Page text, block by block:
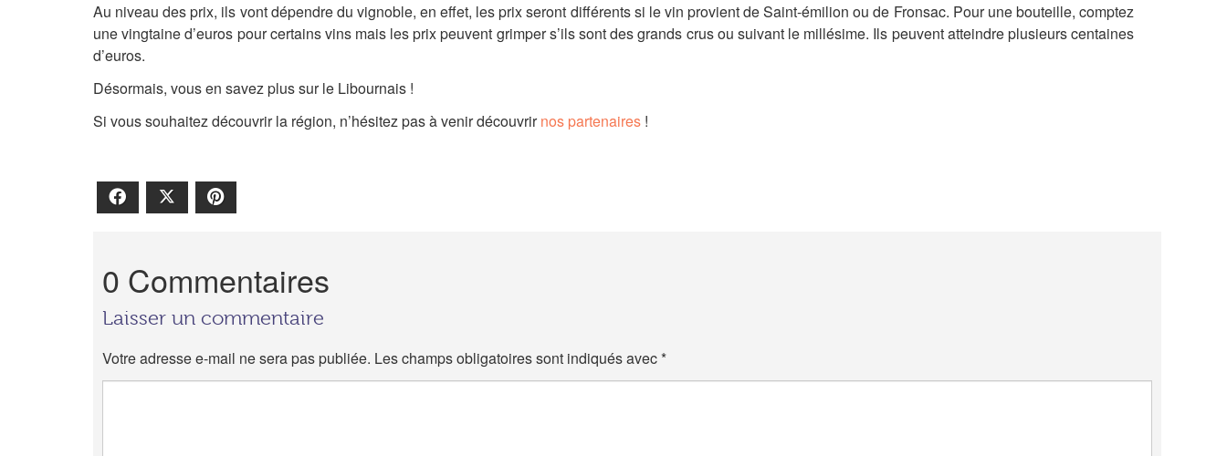
Au niveau des prix, ils vont dépendre du vignoble, en effet, les prix seront différents si le vin provient de Saint-émilion ou de Fronsac. Pour une bouteille, comptez
une vingtaine d’euros pour certains vins mais les prix peuvent grimper s’ils sont des grands crus ou suivant le millésime. Ils peuvent atteindre plusieurs centaines
d’euros.
Désormais, vous en savez plus sur le Libournais !
Si vous souhaitez découvrir la région, n’hésitez pas à venir découvrirnos partenaires !
Facebook
0 Commentaires
Laisser un commentaire
Votre adresse e-mail ne sera pas publiée. Les champs obligatoires sont indiqués avec*